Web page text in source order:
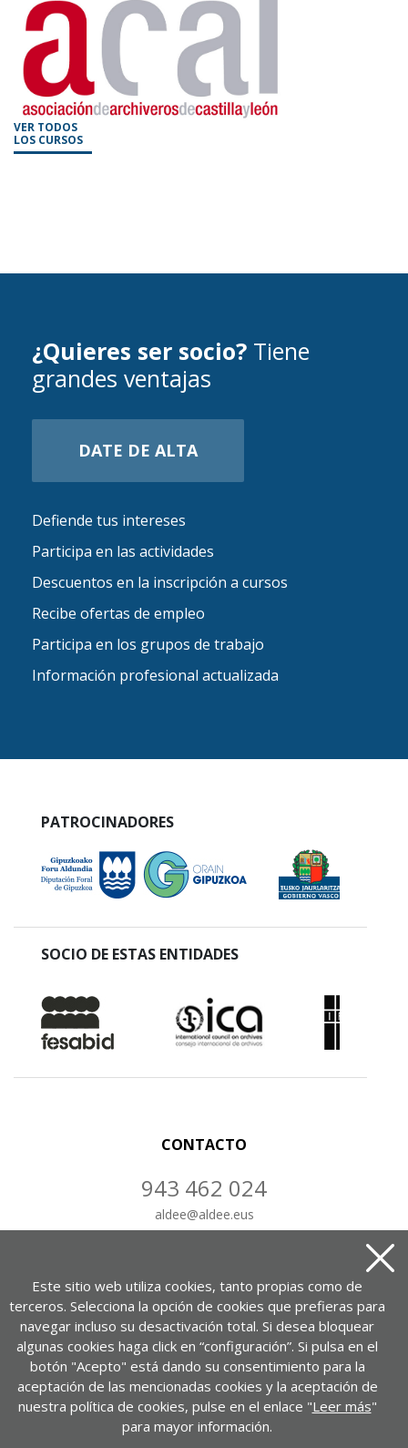
VER TODOS
LOS CURSOS
¿Quieres ser socio? Tiene
grandes ventajas
DATE DE ALTA
Defiende tus intereses
Participa en las actividades
Descuentos en la inscripción a cursos
Recibe ofertas de empleo
Participa en los grupos de trabajo
Información profesional actualizada
PATROCINADORES
SOCIO DE ESTAS ENTIDADES
CONTACTO
943 462 024
aldee@aldee.eus
Portuetxe kalea, 37, 1-7. bul.
20018 Donostia – Gipuzkoa
VER EN GOOGLE MAPS
Este sitio web utiliza cookies, tanto propias como de
terceros. Selecciona la opción de cookies que prefieras para
navegar incluso su desactivación total. Si desea bloquear
algunas cookies haga click en “configuración”. Si pulsa en el
botón "Acepto" está dando su consentimiento para la
aceptación de las mencionadas cookies y la aceptación de
nuestra política de cookies, pulse en el enlace "Leer más"
para mayor información.